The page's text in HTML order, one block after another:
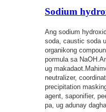
Sodium
Ang sodium
soda, caustic soda
organikong
pormula sa
ug
neutralizer,
precipitation
agent, saponifier,
pa, ug adunay